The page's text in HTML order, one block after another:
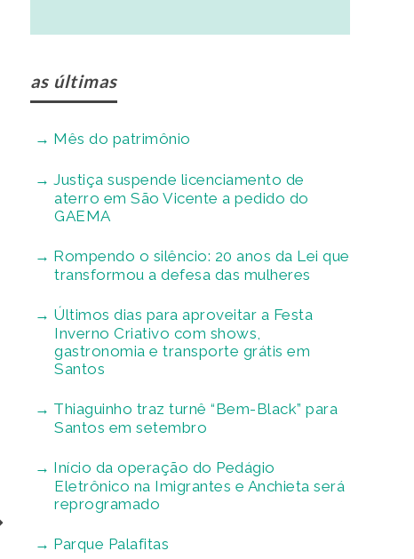
as últimas
Mês do patrimônio
Justiça suspende licenciamento de
aterro em São Vicente a pedido do
GAEMA
Rompendo o silêncio: 20 anos da Lei que
transformou a defesa das mulheres
Últimos dias para aproveitar a Festa
Inverno Criativo com shows,
gastronomia e transporte grátis em
Santos
Thiaguinho traz turnê “Bem-Black” para
Santos em setembro
Início da operação do Pedágio
Eletrônico na Imigrantes e Anchieta será
reprogramado
Parque Palafitas